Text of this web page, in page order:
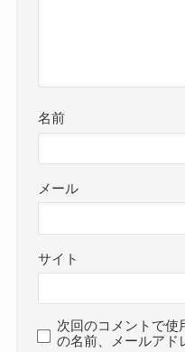
名前
メール
サイト
次回のコメントで使
の名前、メールアド